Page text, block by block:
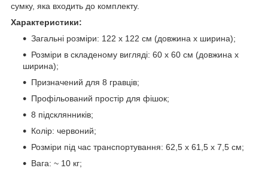
сумку, яка входить до комплекту.
Характеристики:
Загальні розміри: 122 х 122 см (довжина х ширина);
Розміри в складеному вигляді: 60 х 60 см (довжина х
ширина);
Призначений для 8 гравців;
Профільований простір для фішок;
8 підсклянників;
Колір: червоний;
Розміри під час транспортування: 62,5 х 61,5 х 7,5 см;
Вага: ~ 10 кг;